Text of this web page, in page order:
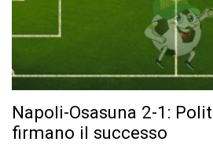
Napoli-Osasuna 2-1:
firmano il successo